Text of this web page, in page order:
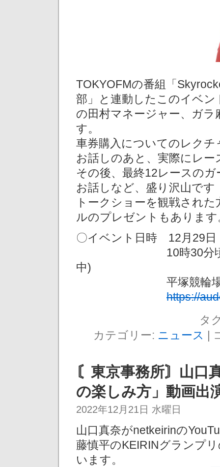
TOKYOFMの番組「
部」と連動したこのイベ
の田村マネージャー、ガ
す。
車券購入についてのレク
お話しのあと、実際にレー
その後、最終12レースの
お話しなど、盛り沢山です
トークショーを観戦され
ルのプレゼントもあります
〇イベント日時 12月29日
10時30分頃(1R販
中)
平塚競輪場内第3
https://
タ
カテゴリー: ニュース |
〘東京事務所〙山口
の楽しみ方」動画出
2022年12月21日 水曜日
山口真奈がnetkeirinの
藤慎平のKEIRINグランプ
います。